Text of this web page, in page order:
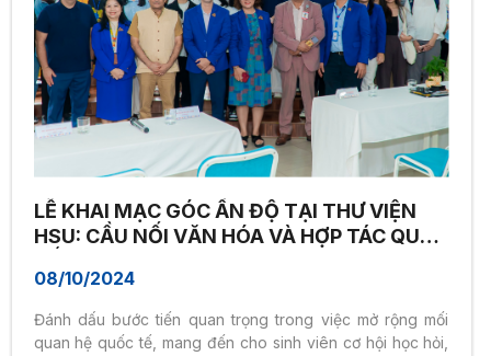
LỄ KHAI MẠC GÓC ẤN ĐỘ TẠI THƯ VIỆN
HSU: CẦU NỐI VĂN HÓA VÀ HỢP TÁC QUỐC
08/10/2024
Đánh dấu bước tiến quan trọng trong việc mở rộng mối
quan hệ quốc tế, mang đến cho sinh viên cơ hội học hỏi,